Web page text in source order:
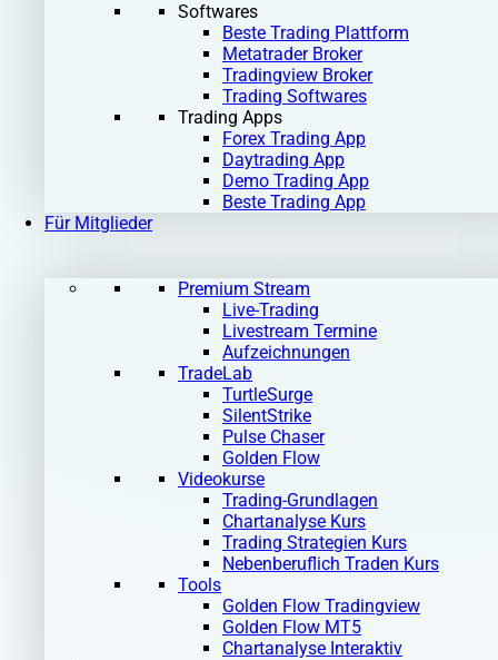
Softwares
Beste Trading Plattform
Metatrader Broker
Tradingview Broker
Trading Softwares
Trading Apps
Forex Trading App
Daytrading App
Demo Trading App
Beste Trading App
Für Mitglieder
Premium Stream
Live-Trading
Livestream Termine
Aufzeichnungen
TradeLab
TurtleSurge
SilentStrike
Pulse Chaser
Golden Flow
Videokurse
Trading-Grundlagen
Chartanalyse Kurs
Trading Strategien Kurs
Nebenberuflich Traden Kurs
Tools
Golden Flow Tradingview
Golden Flow MT5
Chartanalyse Interaktiv